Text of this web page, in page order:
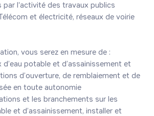
par l'activité des travaux publics
et électricité, réseaux de voirie
vous serez en mesure de :
potable et d’assainissement et
d’ouverture, de remblaiement et de
en toute autonomie
et les branchements sur les
et d’assainissement, installer et